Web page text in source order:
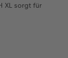
XL sorgt für